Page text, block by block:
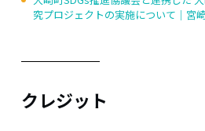
究プロジェクトの実施について｜宮
クレジット